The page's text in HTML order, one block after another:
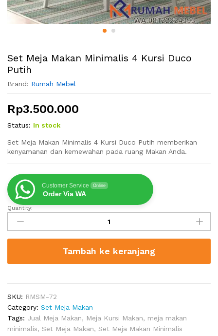
Set Meja Makan Minimalis 4 Kursi Duco
Putih
Brand: Rumah Mebel
Rp3.500.000
Status: In stock
Set Meja Makan Minimalis 4 Kursi Duco Putih memberikan
kenyamanan dan kemewahan pada ruang Makan Anda.
Customer Service Online
Order Via WA
Set
Meja
Makan
Minimalis
Kursi
Putih
quantity
Quantity:
Tambah ke keranjang
SKU: RMSM-72
Category: Set Meja Makan
Tags: Jual Meja Makan, Meja Kursi Makan, meja makan
minimalis, Set Meja Makan, Set Meja Makan Minimalis